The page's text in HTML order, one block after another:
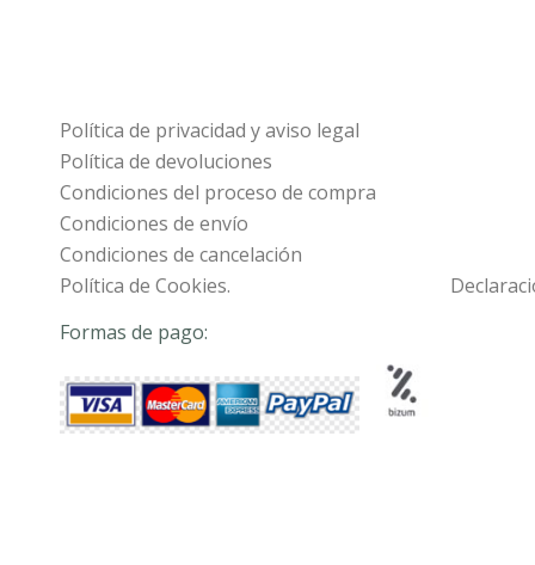
Política de privacidad y aviso legal
Política de devoluciones
Condiciones del proceso de compra
Condiciones de envío
Condiciones de cancelación
Política de Cookies.
Formas de pago: